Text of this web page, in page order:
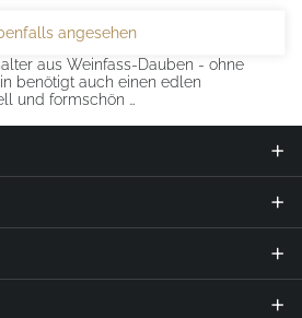
angesehen
aus Weinfass-Dauben - ohne
benötigt auch einen edlen
und formschön …